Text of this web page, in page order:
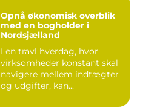
Opnå økonomisk overblik
med en bogholder i
Nordsjælland
I en travl hverdag, hvor
virksomheder konstant skal
navigere mellem indtægter
og udgifter, kan...